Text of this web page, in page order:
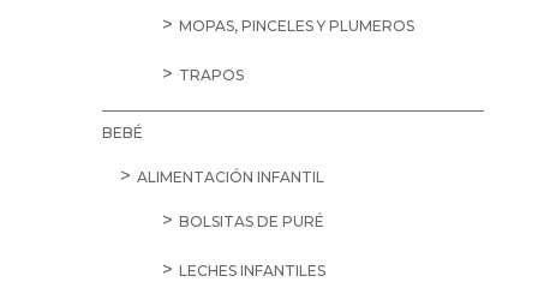
MOPAS, PINCELES Y PLUMEROS
TRAPOS
BEBÉ
ALIMENTACIÓN INFANTIL
BOLSITAS DE PURÉ
LECHES INFANTILES